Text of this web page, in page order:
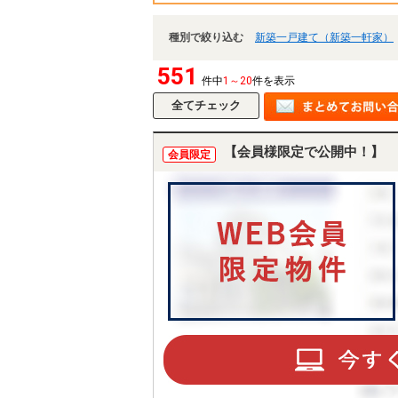
種別で絞り込む 新築一戸建て（新築一軒家）
551 件中1～20件を表示
会員限定 【会員様限定で公開中！】